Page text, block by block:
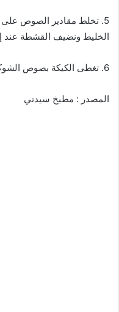
5. تخلط مقادير الصوص
الخليط ونضيف القشطة عند
6. تغطى الكيكة بصوص الشوكولاتة وتقدم.
المصدر : مطبخ سيدتي